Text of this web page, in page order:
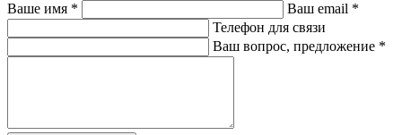
Ваше имя * Ваш email *
Телефон для связи
Ваш вопрос, предложение *